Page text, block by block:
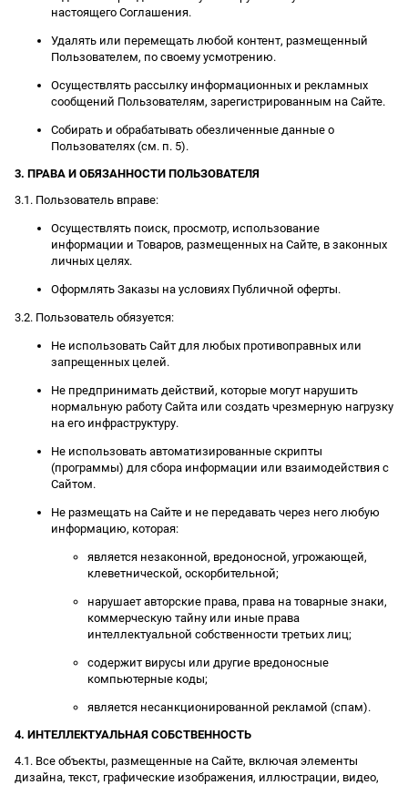
настоящего Соглашения.
Удалять или перемещать любой контент, размещенный
Пользователем, по своему усмотрению.
Осуществлять рассылку информационных и рекламных
сообщений Пользователям, зарегистрированным на Сайте.
Собирать и обрабатывать обезличенные данные о
Пользователях (см. п. 5).
3. ПРАВА И ОБЯЗАННОСТИ ПОЛЬЗОВАТЕЛЯ
3.1. Пользователь вправе:
Осуществлять поиск, просмотр, использование
информации и Товаров, размещенных на Сайте, в законных
личных целях.
Оформлять Заказы на условиях Публичной оферты.
3.2. Пользователь обязуется:
Не использовать Сайт для любых противоправных или
запрещенных целей.
Не предпринимать действий, которые могут нарушить
нормальную работу Сайта или создать чрезмерную нагрузку
на его инфраструктуру.
Не использовать автоматизированные скрипты
(программы) для сбора информации или взаимодействия с
Сайтом.
Не размещать на Сайте и не передавать через него любую
информацию, которая:
является незаконной, вредоносной, угрожающей,
клеветнической, оскорбительной;
нарушает авторские права, права на товарные знаки,
коммерческую тайну или иные права
интеллектуальной собственности третьих лиц;
содержит вирусы или другие вредоносные
компьютерные коды;
является несанкционированной рекламой (спам).
4. ИНТЕЛЛЕКТУАЛЬНАЯ СОБСТВЕННОСТЬ
4.1. Все объекты, размещенные на Сайте, включая элементы
дизайна, текст, графические изображения, иллюстрации, видео,